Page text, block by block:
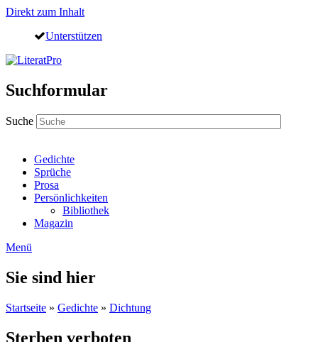
Direkt zum Inhalt
Unterstützen
Suchformular
Suche
Gedichte
Sprüche
Prosa
Persönlichkeiten
Bibliothek
Magazin
Menü
Sie sind hier
Startseite » Gedichte » Dichtung
Sterben verboten